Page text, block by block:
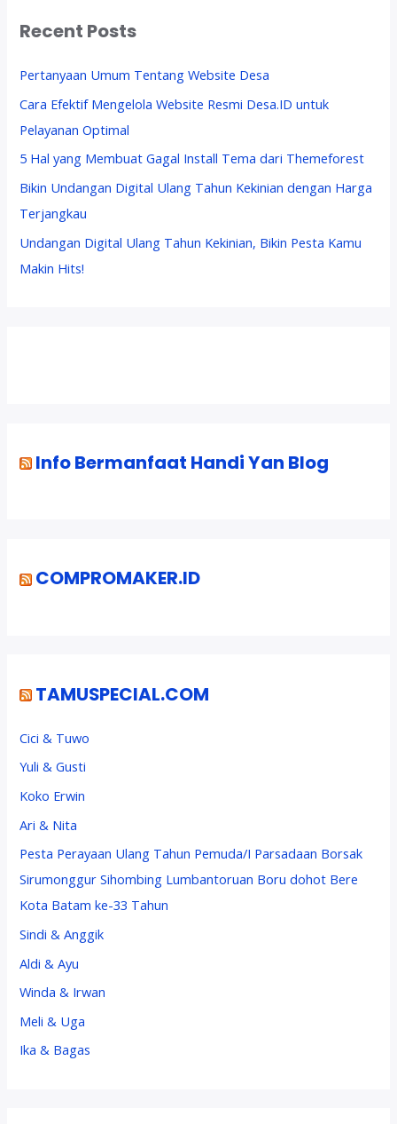
Recent Posts
Pertanyaan Umum Tentang Website Desa
Cara Efektif Mengelola Website Resmi Desa.ID untuk
Pelayanan Optimal
5 Hal yang Membuat Gagal Install Tema dari Themeforest
Bikin Undangan Digital Ulang Tahun Kekinian dengan Harga
Terjangkau
Undangan Digital Ulang Tahun Kekinian, Bikin Pesta Kamu
Makin Hits!
Info Bermanfaat Handi Yan Blog
COMPROMAKER.ID
TAMUSPECIAL.COM
Cici & Tuwo
Yuli & Gusti
Koko Erwin
Ari & Nita
Pesta Perayaan Ulang Tahun Pemuda/I Parsadaan Borsak
Sirumonggur Sihombing Lumbantoruan Boru dohot Bere
Kota Batam ke-33 Tahun
Sindi & Anggik
Aldi & Ayu
Winda & Irwan
Meli & Uga
Ika & Bagas